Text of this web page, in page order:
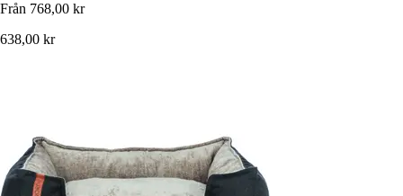
Från 768,00 kr
638,00 kr